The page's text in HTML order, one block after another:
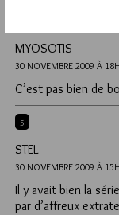
MYOSOTIS
30 NOVEMBRE 2009 À
C’est pas bien de
5
STEL
30 NOVEMBRE 2009 À
Il y avait bien la
par d’affreux